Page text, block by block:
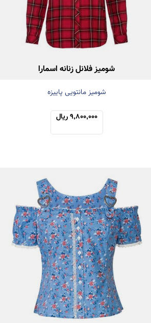
شومیز فلانل زنانه اسمارا
شومیز مانتویی پاییزه
9,800,000 ریال